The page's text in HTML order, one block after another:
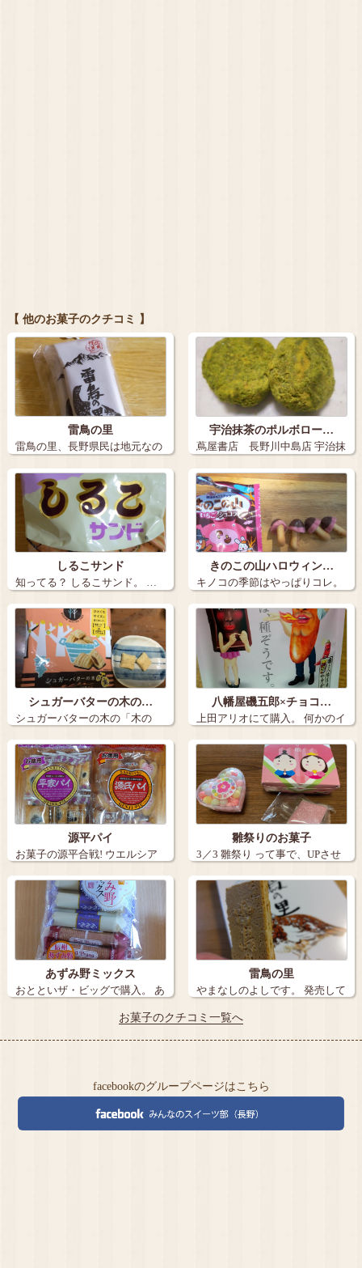
【 他のお菓子のクチコミ 】
雷鳥の里
雷鳥の里、長野県民は地元なの
でなかなか買…
宇治抹茶のポルボロー…
蔦屋書店 長野川中島店 宇治抹
茶のポル…
しるこサンド
知ってる？ しるこサンド。 …
きのこの山ハロウィン…
キノコの季節はやっぱりコレ。
きのこの…
シュガーバターの木の…
シュガーバターの木の「木の
実」を発見！！…
八幡屋磯五郎×チョコ…
上田アリオにて購入。 何かのイ
ベントら…
源平パイ
お菓子の源平合戦! ウエルシア
若槻店に…
雛祭りのお菓子
3／3 雛祭り って事で、UPさせ
て頂…
あずみ野ミックス
おとといザ・ビッグで購入。 あ
雷鳥の里
やまなしのよしです。 発売して
もぅ…
お菓子のクチコミ一覧へ
facebookのグループページはこちら